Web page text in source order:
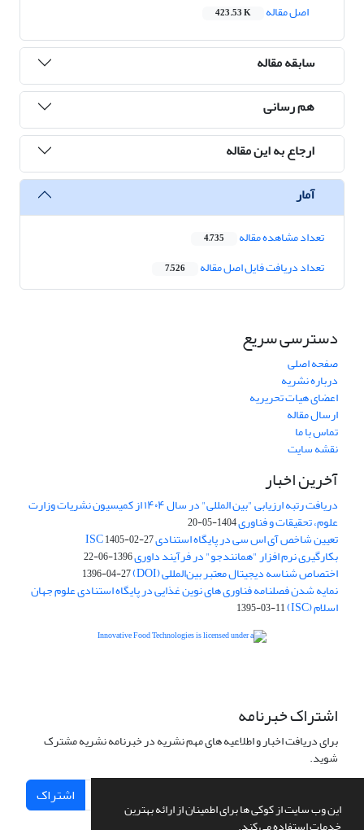
این وب سایت از کوکی ها برای اطمینان از ارائه بهترین
اصل مقاله
423.53 K
سابقه مقاله
هم رسانی
ارجاع به این مقاله
آمار
تعداد مشاهده مقاله 4,735
تعداد دریافت فایل اصل مقاله 7,526
دسترسی سریع
صفحه اصلی
درباره نشریه
اعضای هیات تحریریه
ارسال مقاله
تماس با ما
نقشه سایت
آخرین اخبار
دریافت رتبه ارزیابی "بین المللی" در سال ۱۴۰۴ از کمیسیون نشریات وزارت
علوم، تحقیقات و فناوری1404-05-20
تعیین شاخص آی اس سی در پایگاه استنادی ISC1405-02-27
بکارگیری نرم افزار "همانندجو" در فرآیند داوری1396-06-22
اختصاص شناسه دیجیتال معتبر بین‌المللی (DOI) 1396-04-27
نمایه شدن فصلنامه فناوری های نوین غذایی در پایگاه استنادی علوم جهان
اسلام (ISC) 1395-03-11
اشتراک خبرنامه
برای دریافت اخبار و اطلاعیه های مهم نشریه در خبرنامه نشریه مشترک
شوید.
اشتراک